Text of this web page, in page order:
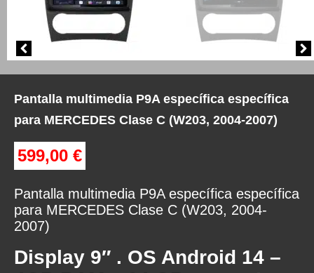
Pantalla multimedia P9A específica específica
para MERCEDES Clase C (W203, 2004-2007)
599,00 €
Pantalla multimedia P9A específica específica
para MERCEDES Clase C (W203, 2004-
2007)
Display 9″ . OS Android 14 –